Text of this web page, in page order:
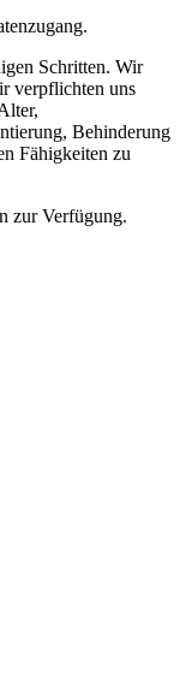
Schritten. Wir
verpflichten uns
Behinderung
Fähigkeiten zu
zur Verfügung.